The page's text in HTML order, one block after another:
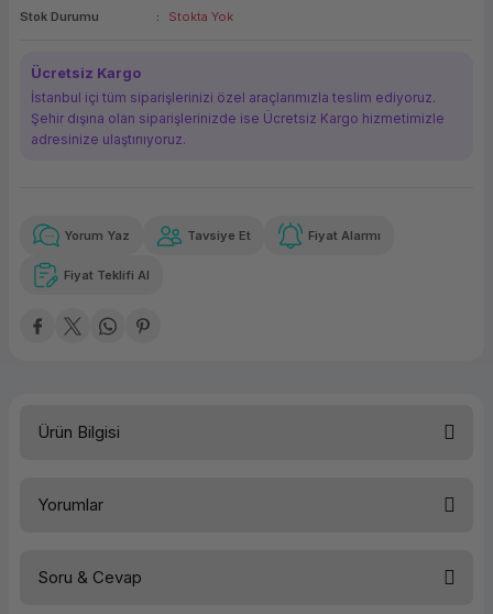
Stok Durumu
Stokta Yok
Ücretsiz Kargo
İstanbul içi tüm siparişlerinizi özel araçlarımızla teslim ediyoruz.
Şehir dışına olan siparişlerinizde ise Ücretsiz Kargo hizmetimizle
adresinize ulaştırııyoruz.
Güvenilir Alışveriş
Kolay iade imkanı
72,67 TL
Yorum Yaz Tavsiye Et Fiyat Alarmı
Fiyat Teklifi Al
Ürün Bilgisi
Yorumlar
Soru & Cevap